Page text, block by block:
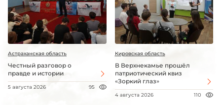
Астраханская область
Честный разговор о
правде и истории
5 августа 2026 95
Кировская область
В Верхнекамье прошёл
патриотический квиз
«Зоркий глаз»
4 августа 2026 110